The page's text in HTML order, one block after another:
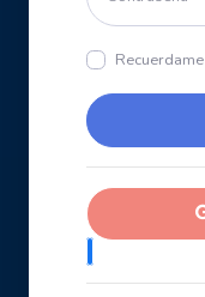
Recuerdame